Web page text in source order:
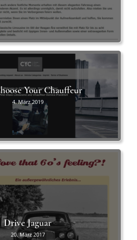
Your Chauffeur
4. März 2019
Drive Jaguar
20. März 2017